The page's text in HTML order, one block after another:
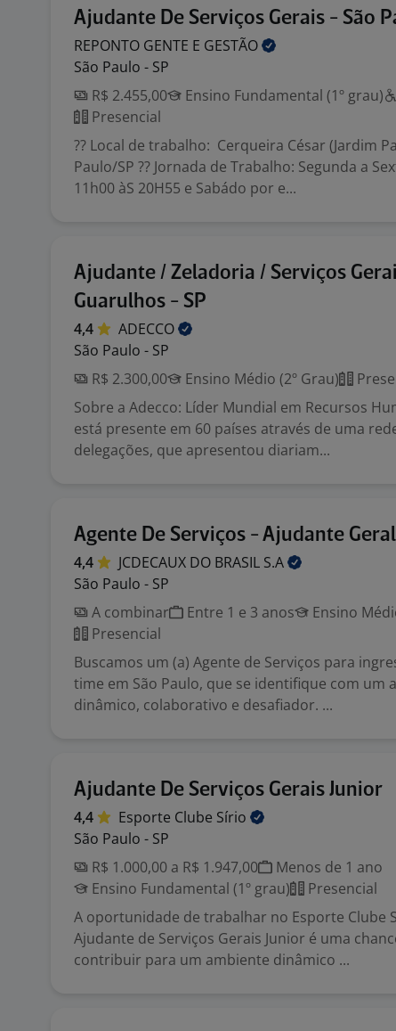
Ajudante De Serviços Gerais - São
REPONTO GENTE E GESTÃO
São Paulo - SP
R$ 2.455,00
Ensino Fundamental (1º grau)
Presencial
?? Local de trabalho: Cerqueira César (Jardim
Paulo/SP ?? Jornada de Trabalho: Segunda a
11h00 àS 20H55 e Sabádo por e...
Ajudante / Zeladoria / Serviços
Guarulhos - SP
4,4
ADECCO
São Paulo - SP
R$ 2.300,00
Ensino Médio (2º Grau)
Sobre a Adecco: Líder Mundial em Recursos
está presente em 60 países através de uma
delegações, que apresentou diariam...
Agente De Serviços - Ajudante Geral
4,4 JCDECAUX DO BRASIL S.A
São Paulo - SP
A combinar
Entre 1 e 3 anos
Ensino
Presencial
Buscamos um (a) Agente de Serviços para
time em São Paulo, que se identifique com um
dinâmico, colaborativo e desafiador. ...
Ajudante De Serviços Gerais Junior
4,4 Esporte Clube Sírio
São Paulo - SP
R$ 1.000,00 a R$ 1.947,00
Menos de 1 ano
Ensino Fundamental (1º grau)
Presencial
A oportunidade de trabalhar no Esporte Clube
Ajudante de Serviços Gerais Junior é uma
contribuir para um ambiente dinâmico ...